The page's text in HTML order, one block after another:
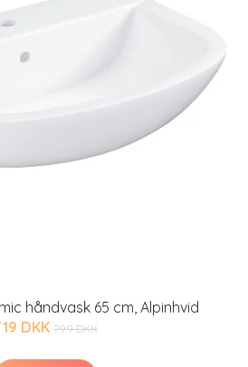
håndvask 65 cm, Alpinhvid
DKK 799 DKK